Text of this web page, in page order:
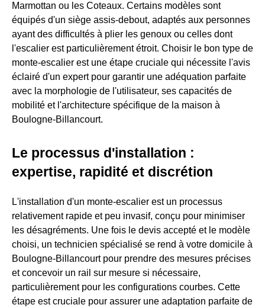
Marmottan ou les Coteaux. Certains modèles sont
équipés d'un siège assis-debout, adaptés aux personnes
ayant des difficultés à plier les genoux ou celles dont
l'escalier est particulièrement étroit. Choisir le bon type de
monte-escalier est une étape cruciale qui nécessite l'avis
éclairé d'un expert pour garantir une adéquation parfaite
avec la morphologie de l'utilisateur, ses capacités de
mobilité et l'architecture spécifique de la maison à
Boulogne-Billancourt.
Le processus d'installation :
expertise, rapidité et discrétion
L'installation d'un monte-escalier est un processus
relativement rapide et peu invasif, conçu pour minimiser
les désagréments. Une fois le devis accepté et le modèle
choisi, un technicien spécialisé se rend à votre domicile à
Boulogne-Billancourt pour prendre des mesures précises
et concevoir un rail sur mesure si nécessaire,
particulièrement pour les configurations courbes. Cette
étape est cruciale pour assurer une adaptation parfaite de